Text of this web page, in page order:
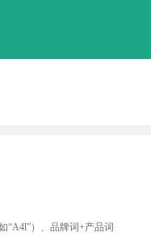
“A4l”）、品牌词+产品词